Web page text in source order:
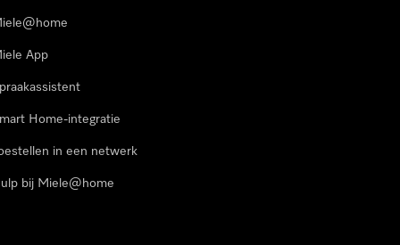
App
Home-integratie
in een netwerk
bij Miele@home